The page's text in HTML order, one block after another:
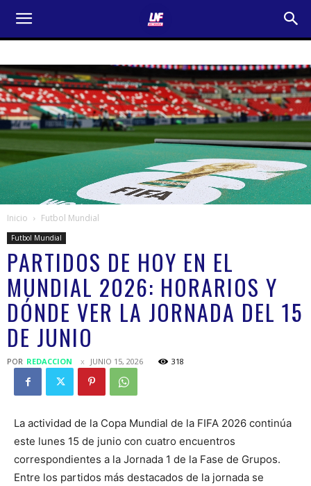
Inicio Futbol Mundial
Futbol Mundial
PARTIDOS DE HOY EN EL
MUNDIAL 2026: HORARIOS Y
DÓNDE VER LA JORNADA DEL 15
DE JUNIO
POR REDACCION JUNIO 15, 2026 318
La actividad de la Copa Mundial de la FIFA 2026 continúa
este lunes 15 de junio con cuatro encuentros
correspondientes a la Jornada 1 de la Fase de Grupos.
Entre los partidos más destacados de la jornada se